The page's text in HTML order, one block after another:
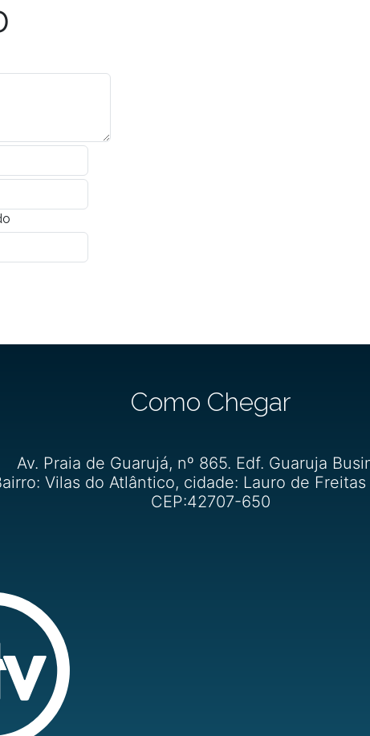
Como Chegar
Av. Praia de Guarujá, nº 865. Edf. Guaruja
Vilas do Atlântico, cidade: Lauro de
CEP:42707-650